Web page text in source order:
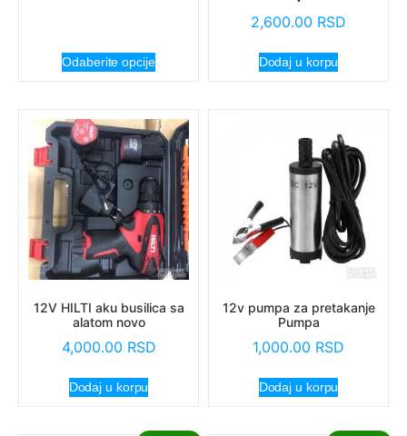
Odaberite opcije
2,600.00 RSD
Dodaj u korpu
12V HILTI aku busilica sa
alatom novo
4,000.00 RSD
Dodaj u korpu
12v pumpa za pretakanje
Pumpa
1,000.00 RSD
Dodaj u korpu